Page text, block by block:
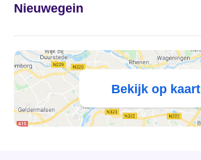
's Hertogenbosch
's-Graveland
't Goy
Nieuwegein
Bekijk op kaart